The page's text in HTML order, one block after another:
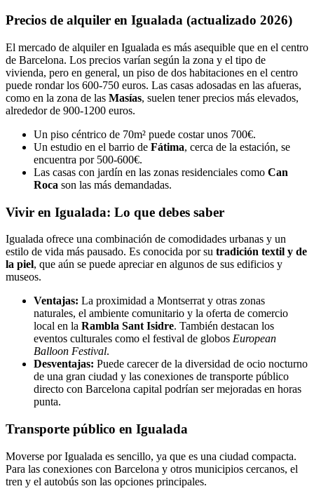
Precios de alquiler en Igualada (actualizado 2026)
El mercado de alquiler en Igualada es más asequible que en el centro
de Barcelona. Los precios varían según la zona y el tipo de
vivienda, pero en general, un piso de dos habitaciones en el centro
puede rondar los 600-750 euros. Las casas adosadas en las afueras,
como en la zona de las Masías, suelen tener precios más elevados,
alrededor de 900-1200 euros.
Un piso céntrico de 70m² puede costar unos 700€.
Un estudio en el barrio de Fátima, cerca de la estación, se
encuentra por 500-600€.
Las casas con jardín en las zonas residenciales como Can
Roca son las más demandadas.
Vivir en Igualada: Lo que debes saber
Igualada ofrece una combinación de comodidades urbanas y un
estilo de vida más pausado. Es conocida por su tradición textil y de
la piel, que aún se puede apreciar en algunos de sus edificios y
museos.
Ventajas: La proximidad a Montserrat y otras zonas
naturales, el ambiente comunitario y la oferta de comercio
local en la Rambla Sant Isidre. También destacan los
eventos culturales como el festival de globos European
Balloon Festival.
Desventajas: Puede carecer de la diversidad de ocio nocturno
de una gran ciudad y las conexiones de transporte público
directo con Barcelona capital podrían ser mejoradas en horas
punta.
Transporte público en Igualada
Moverse por Igualada es sencillo, ya que es una ciudad compacta.
Para las conexiones con Barcelona y otros municipios cercanos, el
tren y el autobús son las opciones principales.